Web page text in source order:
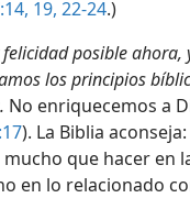
19, 22-24.)
posible
los principios
No enriquecemos a
). La Biblia
que hacer en
en lo relacionado